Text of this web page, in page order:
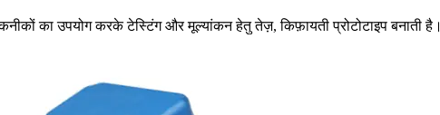
का उपयोग करके टेस्टिंग और मूल्यांकन हेतु तेज़, किफ़ायती प्रोटोटाइप बनाती है।